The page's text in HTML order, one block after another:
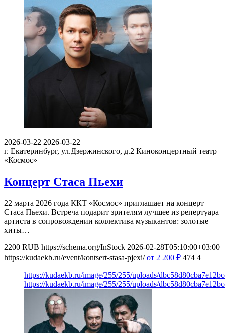
2026-03-22 2026-03-22
г. Екатеринбург, ул.Дзержинского, д.2 Киноконцертный театр
«Космос»
Концерт Стаса Пьехи
22 марта 2026 года ККТ «Космос» приглашает на концерт
Стаса Пьехи. Встреча подарит зрителям лучшее из репертуара
артиста в сопровождении коллектива музыкантов: золотые
хиты…
2200 RUB https://schema.org/InStock 2026-02-28T05:10:00+03:00
https://kudaekb.ru/event/kontsert-stasa-pjexi/ от 2 200 ₽ 474 4
https://kudaekb.ru/image/255/255/uploads/
https://kudaekb.ru/image/255/255/uploads/